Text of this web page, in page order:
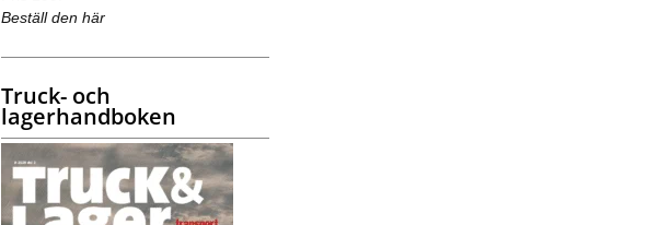
Beställ den här
Truck- och
lagerhandboken